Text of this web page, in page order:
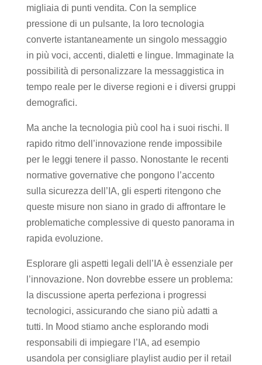
migliaia di punti vendita. Con la semplice
pressione di un pulsante, la loro tecnologia
converte istantaneamente un singolo messaggio
in più voci, accenti, dialetti e lingue. Immaginate la
possibilità di personalizzare la messaggistica in
tempo reale per le diverse regioni e i diversi gruppi
demografici.
Ma anche la tecnologia più cool ha i suoi rischi. Il
rapido ritmo dell’innovazione rende impossibile
per le leggi tenere il passo. Nonostante le recenti
normative governative che pongono l’accento
sulla sicurezza dell’IA, gli esperti ritengono che
queste misure non siano in grado di affrontare le
problematiche complessive di questo panorama in
rapida evoluzione.
Esplorare gli aspetti legali dell’IA è essenziale per
l’innovazione. Non dovrebbe essere un problema:
la discussione aperta perfeziona i progressi
tecnologici, assicurando che siano più adatti a
tutti. In Mood stiamo anche esplorando modi
responsabili di impiegare l’IA, ad esempio
usandola per consigliare playlist audio per il retail